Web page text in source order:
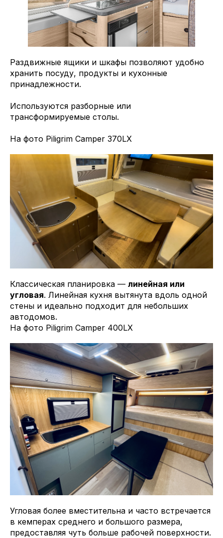
Раздвижные ящики и шкафы позволяют удобно
хранить посуду, продукты и кухонные
принадлежности.
Используются разборные или
трансформируемые столы.
На фото Piligrim Camper 370LX
Классическая планировка — линейная или
угловая. Линейная кухня вытянута вдоль одной
стены и идеально подходит для небольших
автодомов.
На фото Piligrim Camper 400LX
Угловая более вместительна и часто встречается
в кемперах среднего и большого размера,
предоставляя чуть больше рабочей поверхности.